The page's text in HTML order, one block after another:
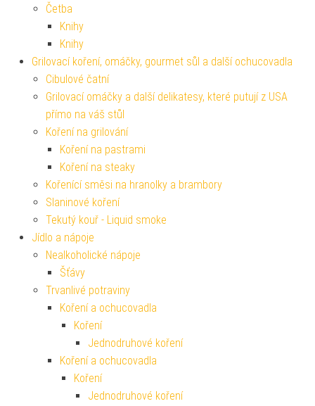
Četba
Knihy
Knihy
Grilovací koření, omáčky, gourmet sůl a další ochucovadla
Cibulové čatní
Grilovací omáčky a další delikatesy, které putují z USA
přímo na váš stůl
Koření na grilování
Koření na pastrami
Koření na steaky
Kořenící směsi na hranolky a brambory
Slaninové koření
Tekutý kouř - Liquid smoke
Jídlo a nápoje
Nealkoholické nápoje
Šťávy
Trvanlivé potraviny
Koření a ochucovadla
Koření
Jednodruhové koření
Koření a ochucovadla
Koření
Jednodruhové koření